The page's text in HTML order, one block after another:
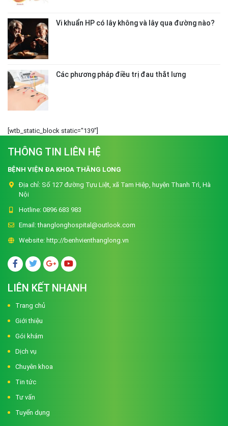
Vi khuẩn HP có lây không và lây qua đường nào?
Các phương pháp điều trị đau thắt lưng
[wtb_static_block static="139"]
THÔNG TIN LIÊN HỆ
BỆNH VIỆN ĐA KHOA THĂNG LONG
Địa chỉ: Số 127 đường Tựu Liệt, xã Tam Hiệp, huyện Thanh Trì, Hà
Nội
Hotline: 0896 683 983
Email:thanglonghospital@outlook.com
Website: http://benhvienthanglong.vn
LIÊN KẾT NHANH
Trang chủ
Giới thiệu
Gói khám
Dịch vụ
Chuyên khoa
Tin tức
Tư vấn
Tuyển dụng